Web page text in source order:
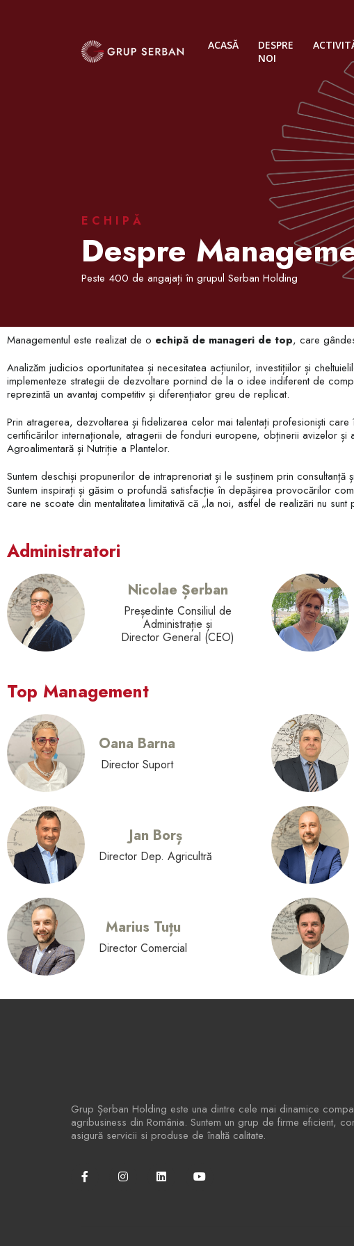
ACASĂ
DESPRE
NOI
ECHIPĂ
Despre
Peste 400 de angajați în grupul Serban Holding
Managementul este realizat de o echipă de manageri de top, care
Analizăm judicios oportunitatea și necesitatea acțiunilor, investițiilor și
implementeze strategii de dezvoltare pornind de la o idee indiferent de
reprezintă un avantaj competitiv și diferențiator greu de replicat.
Prin atragerea, dezvoltarea și fidelizarea celor mai talentați profesioniști
certificărilor internaționale, atragerii de fonduri europene, obținerii avizelor
Agroalimentară și Nutriție a Plantelor.
Suntem deschiși propunerilor de intraprenoriat și le susținem prin consultanță
Suntem inspirați și găsim o profundă satisfacție în depășirea provocărilor
care ne scoate din mentalitatea limitativă că „la noi, astfel de realizări nu
Administratori
Nicolae Șerban
Președinte Consiliul de
Administrație și
Director General (CEO)
Top Management
Oana Barna
Director Suport
Jan Borș
Director Dep. Agricultră
Marius Tuțu
Director Comercial
Grup Șerban Holding este una dintre cele mai dinamice
agribusiness din România. Suntem un grup de firme eficient,
asigură servicii si produse de înaltă calitate.